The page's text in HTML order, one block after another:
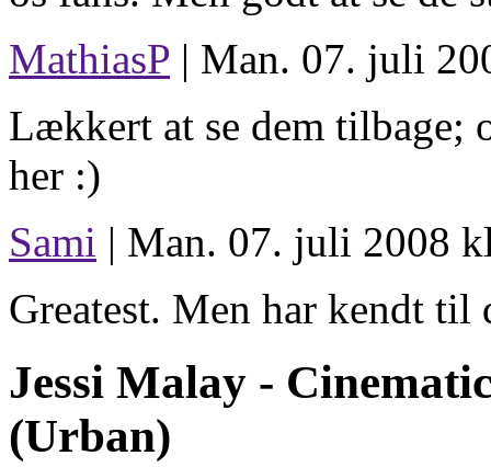
MathiasP | Man. 07. juli
Lækkert at se dem tilbage;
her :)
Sami | Man. 07. juli 2008
Greatest. Men har kendt til
Jessi Malay -
(Urban)